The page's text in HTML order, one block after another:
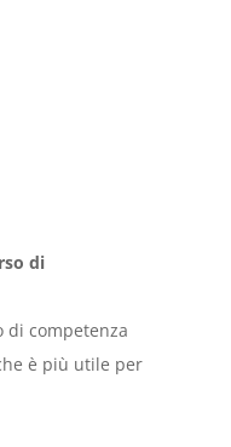
di
competenza
è più utile per